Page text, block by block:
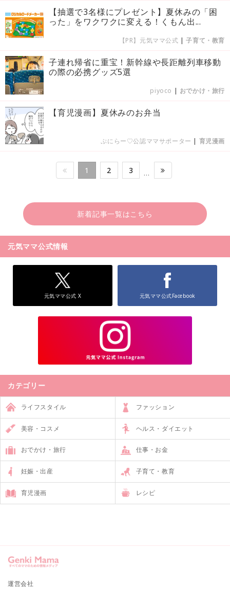
【抽選で3名様にプレゼント】夏休みの「困
った」をワクワクに変える！くもん出...
【PR】元気ママ公式 |子育て・教育
子連れ帰省に重宝！新幹線や長距離列車移動
の際の必携グッズ5選
piyoco | おでかけ・旅行
【育児漫画】夏休みのお弁当
ぷにらー♡公認ママサポーター | 育児漫画
1 2 3 …
新着記事一覧はこちら
元気ママ公式情報
元気ママ公式 X 元気ママ公式Facebook
カテゴリー
ライフスタイル ファッション
美容・コスメ ヘルス・ダイエット
おでかけ・旅行 仕事・お金
妊娠・出産 子育て・教育
育児漫画 レシピ
運営会社